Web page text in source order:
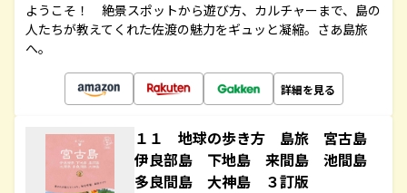
ようこそ！ 絶景スポットから遊び方、カルチャーまで、島の
人たちが教えてくれた佐渡の魅力をギュッと凝縮。さあ島旅
へ。
詳細を見る
１１ 地球の歩き方 島旅 宮古島
伊良部島 下地島 来間島 池間島
多良間島 大神島 ３訂版